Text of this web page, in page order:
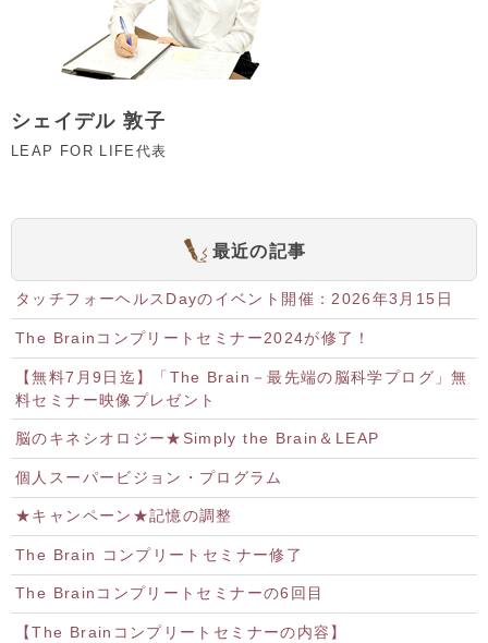
シェイデル 敦子
LEAP FOR LIFE代表
最近の記事
タッチフォーヘルスDayのイベント開催：2026年3月15日
The Brainコンプリートセミナー2024が修了！
【無料7月9日迄】「The Brain－最先端の脳科学プログ」無
料セミナー映像プレゼント
脳のキネシオロジー★Simply the Brain＆LEAP
個人スーパービジョン・プログラム
★キャンペーン★記憶の調整
The Brain コンプリートセミナー修了
The Brainコンプリートセミナーの6回目
【The Brainコンプリートセミナーの内容】